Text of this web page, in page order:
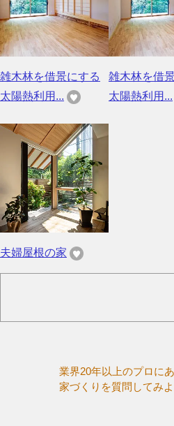
雑木林を借景にする
太陽熱利用...
雑木林を借
太陽熱利用...
夫婦屋根の家
業界20年以上のプロに
家づくりを質問してみよ